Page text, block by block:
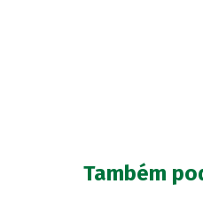
Também